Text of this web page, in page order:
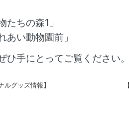
たちの森1」
あい動物園前」
ひ手にとってご覧ください
ルグッズ情報】